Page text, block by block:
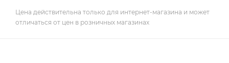
Цена действительна только для интернет-магазина и может
отличаться от цен в розничных магазинах